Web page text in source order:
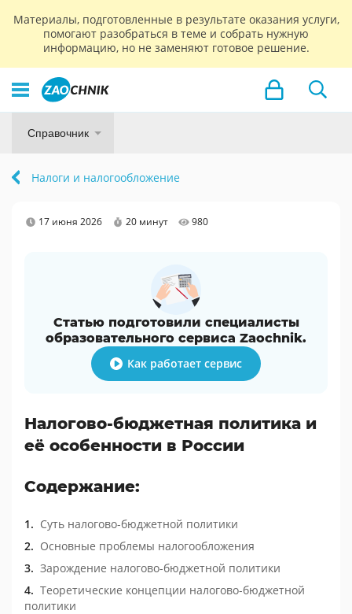
Материалы, подготовленные в результате оказания услуги,
помогают разобраться в теме и собрать нужную
информацию, но не заменяют готовое решение.
Справочник
Налоги и налогообложение
17 июня 2026 20 минут 980
Статью подготовили специалисты
образовательного сервиса Zaochnik.
Как работает сервис
Налогово-бюджетная политика и
её особенности в России
Содержание:
Суть налогово-бюджетной политики
Основные проблемы налогообложения
Зарождение налогово-бюджетной политики
Теоретические концепции налогово-бюджетной
политики